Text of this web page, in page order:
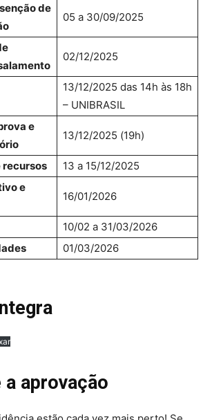
de
05 a 30/09/2025
02/12/2025
13/12/2025 das 14h às 18h
– UNIBRASIL
e
13/12/2025 (19h)
recursos
13 a 15/12/2025
e
16/01/2026
10/02 a 31/03/2026
01/03/2026
aprovação